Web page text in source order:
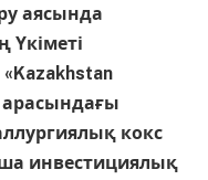
аясында
Үкіметі
кокс
инвестициялық